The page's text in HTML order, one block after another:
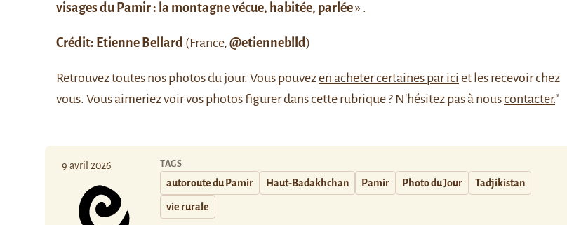
visages du Pamir : la montagne vécue, habitée, parlée» .
Crédit: Etienne Bellard (France, @etienneblld)
Retrouveztoutes nos photos du jour. Vous pouvezen acheter certaines par ici et les recevoir chez
vous. Vous aimeriez voir vos photos figurer dans cette rubrique ? N'hésitez pas à nouscontacter."
9 avril 2026 TAGS
autoroute du Pamir Haut-Badakhchan Pamir Photo du Jour Tadjikistan
vie rurale